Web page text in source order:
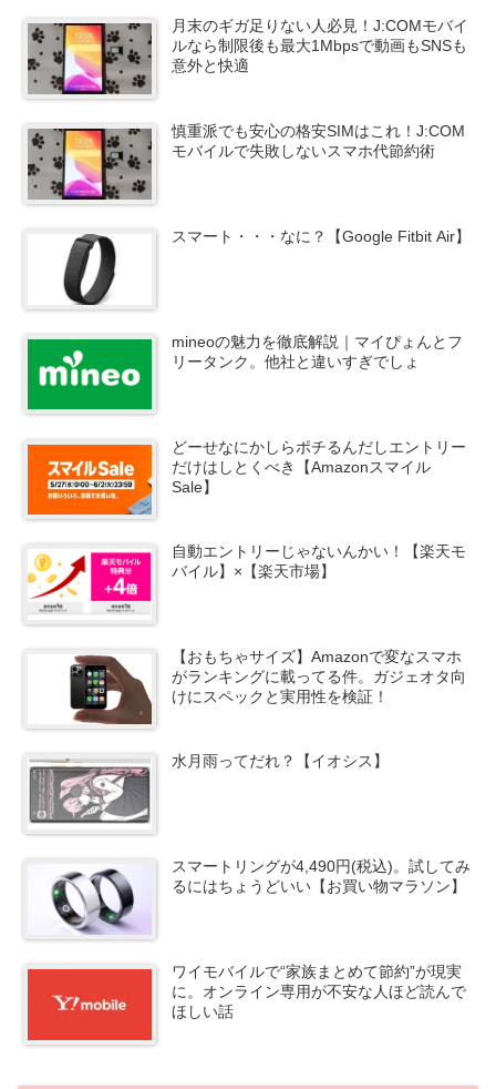
月末のギガ足りない人必見！J:COMモバイ
ルなら制限後も最大1Mbpsで動画もSNSも
意外と快適
慎重派でも安心の格安SIMはこれ！J:COM
モバイルで失敗しないスマホ代節約術
スマート・・・なに？【Google Fitbit Air】
mineoの魅力を徹底解説｜マイぴょんとフ
リータンク。他社と違いすぎでしょ
どーせなにかしらポチるんだしエントリー
だけはしとくべき【Amazonスマイル
Sale】
自動エントリーじゃないんかい！【楽天モ
バイル】×【楽天市場】
【おもちゃサイズ】Amazonで変なスマホ
がランキングに載ってる件。ガジェオタ向
けにスペックと実用性を検証！
水月雨ってだれ？【イオシス】
スマートリングが4,490円(税込)。試してみ
るにはちょうどいい【お買い物マラソン】
ワイモバイルで“家族まとめて節約”が現実
に。オンライン専用が不安な人ほど読んで
ほしい話